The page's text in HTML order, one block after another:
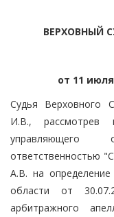
ВЕРХОВНЫЙ
от 11 июля
Судья Верховного
И.В., рассмотрев
управляющего
ответственностью
А.В. на определение
области от
арбитражного